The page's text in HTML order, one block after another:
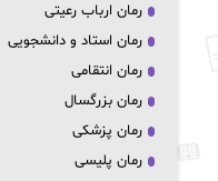
رمان ارباب رعیتی
رمان استاد و دانشجویی
رمان انتقامی
رمان بزرگسال
رمان پزشکی
رمان پلیسی